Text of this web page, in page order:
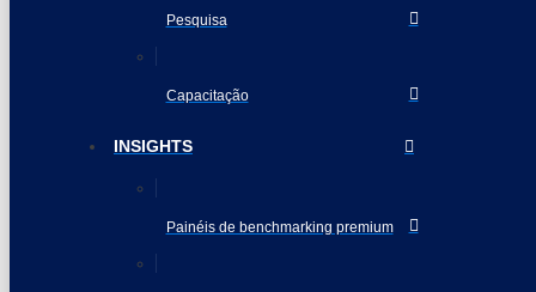
Pesquisa
Capacitação
INSIGHTS
Painéis de benchmarking premium